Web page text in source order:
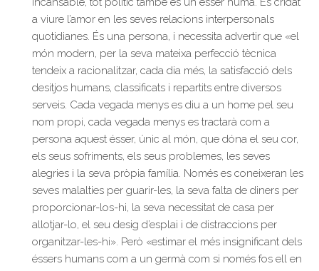
a viure l’amor en les seves relacions interpersonals
quotidianes. És una persona, i necessita advertir que «el
món modern, per la seva mateixa perfecció tècnica
tendeix a racionalitzar, cada dia més, la satisfacció dels
desitjos humans, classificats i repartits entre diversos
serveis. Cada vegada menys es diu a un home pel seu
nom propi, cada vegada menys es tractarà com a
persona aquest ésser, únic al món, que dóna el seu cor,
els seus sofriments, els seus problemes, les seves
alegries i la seva pròpia família. Només es coneixeran les
seves malalties per guarir-les, la seva falta de diners per
proporcionar-los-hi, la seva necessitat de casa per
allotjar-lo, el seu desig d’esplai i de distraccions per
organitzar-les-hi». Però «estimar el més insignificant dels
éssers humans com a un germà com si només fos ell en